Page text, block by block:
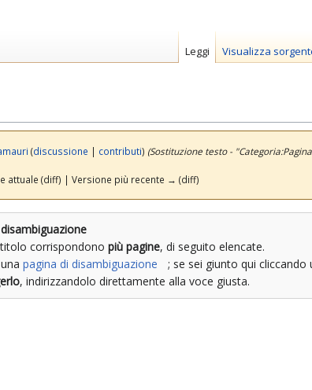
(discussione | contributi) (Sostituzione testo -
attuale (diff) | Versione più recente → (diff)
corrispondonopiù pagine, di seguito elencate.
unapagina di disambiguazione ; se sei giunto qui
, indirizzandolo direttamente alla voce giusta.
Leggi Visualizza